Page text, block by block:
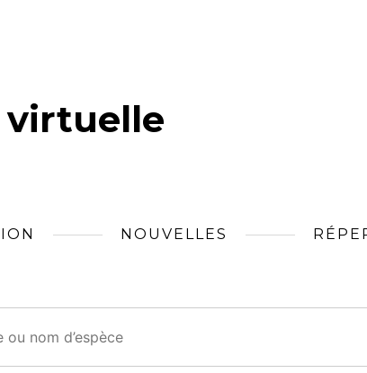
virtuelle
NOUVELLES